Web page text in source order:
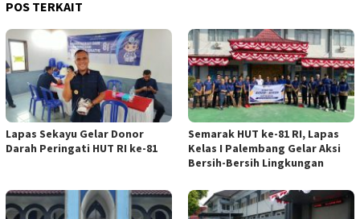
POS TERKAIT
Lapas Sekayu Gelar Donor
Darah Peringati HUT RI ke-81
Semarak HUT ke-81 RI, Lapas
Kelas I Palembang Gelar Aksi
Bersih-Bersih Lingkungan